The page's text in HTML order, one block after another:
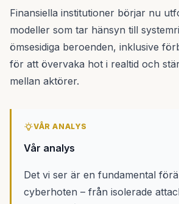
Finansiella institutioner börjar nu
modeller som tar hänsyn till
ömsesidiga beroenden, inklusive
för att övervaka hot i realtid och
mellan aktörer.
VÅR ANALYS
Vår analys
Det vi ser är en fundamental
cyberhoten – från isolerade